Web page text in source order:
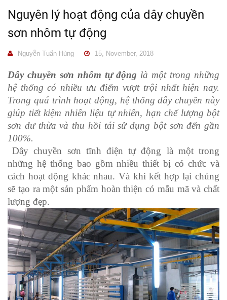
Nguyên lý hoạt động của dây chuyền
sơn nhôm tự động
Nguyễn Tuấn Hùng 15, November, 2018
Dây chuyền sơn nhôm tự động là một trong những
hệ thống có nhiều ưu điểm vượt trội nhất hiện nay.
Trong quá trình hoạt động, hệ thống dây chuyền này
giúp tiết kiệm nhiên liệu tự nhiên, hạn chế lượng bột
sơn dư thừa và thu hồi tái sử dụng bột sơn đến gần
100%.
Dây chuyền sơn tĩnh điện tự động là một trong
những hệ thống bao gồm nhiều thiết bị có chức và
cách hoạt động khác nhau. Và khi kết hợp lại chúng
sẽ tạo ra một sản phẩm hoàn thiện có mẫu mã và chất
lượng đẹp.